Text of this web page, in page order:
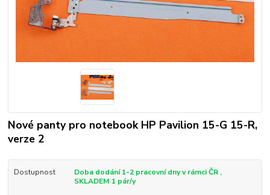
Nové panty pro notebook HP Pavilion 15-G 15-R,
verze 2
Dostupnost
Doba dodání 1-2 pracovní dny v rámci ČR ,
SKLADEM 1 pár/y